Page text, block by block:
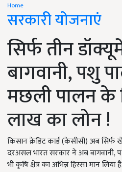
Home
सरकारी योजनाएं
सिर्फ तीन
बागवानी, पशु
मछली पालन के
लाख का लोन !
किसान क्रेडिट कार्ड (केसीसी) अब सिर्फ
दरअसल भारत सरकार ने अब
भी कृषि क्षेत्र का अभिन्न हिस्सा मान लिया है.